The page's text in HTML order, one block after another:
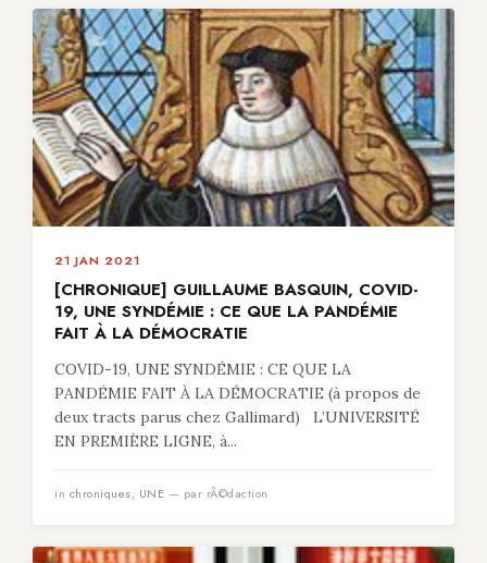
21 JAN 2021
[CHRONIQUE] GUILLAUME BASQUIN, COVID-
19, UNE SYNDÉMIE : CE QUE LA PANDÉMIE
FAIT À LA DÉMOCRATIE
COVID-19, UNE SYNDÉMIE : CE QUE LA
PANDÉMIE FAIT À LA DÉMOCRATIE (à propos de
deux tracts parus chez Gallimard) L’UNIVERSITÉ
EN PREMIÈRE LIGNE, à...
in chroniques, UNE — par rÃ©daction